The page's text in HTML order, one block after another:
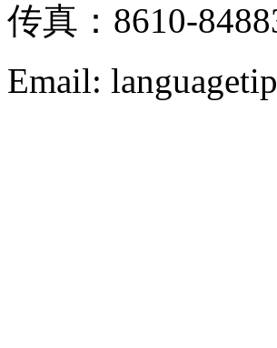
传真：8610-
Email: